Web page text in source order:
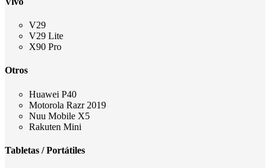
V29
V29 Lite
X90 Pro
Otros
Huawei P40
Motorola Razr 2019
Nuu Mobile X5
Rakuten Mini
Tabletas / Portátiles